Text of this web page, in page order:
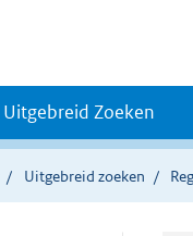
Uitgebreid Zoeken
Uitgebreid zoeken